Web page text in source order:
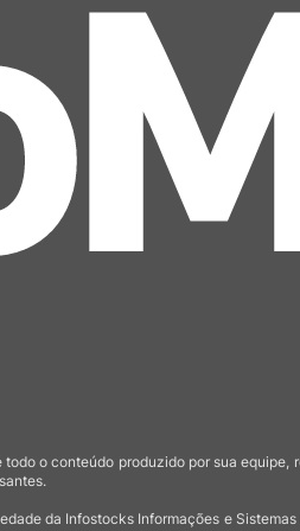
o conteúdo produzido por sua
da Infostocks Informações e